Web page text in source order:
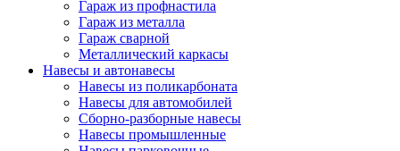
Гараж из профнастила
Гараж из металла
Гараж сварной
Металлический каркасы
Навесы и автонавесы
Навесы из поликарбоната
Навесы для автомобилей
Сборно-разборные навесы
Навесы промышленные